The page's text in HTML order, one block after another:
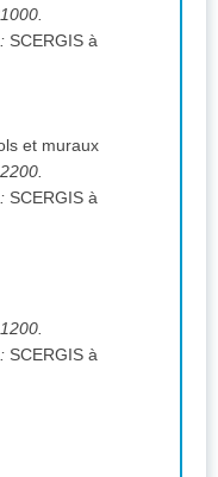
SCERGIS à
et muraux
SCERGIS à
SCERGIS à